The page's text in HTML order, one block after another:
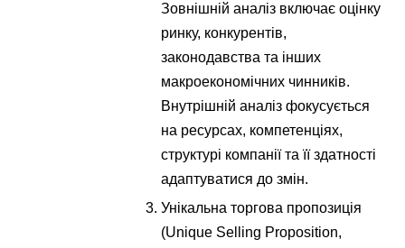
Зовнішній аналіз включає оцінку
ринку, конкурентів,
законодавства та інших
макроекономічних чинників.
Внутрішній аналіз фокусується
на ресурсах, компетенціях,
структурі компанії та її здатності
адаптуватися до змін.
Унікальна торгова пропозиція
(Unique Selling Proposition,